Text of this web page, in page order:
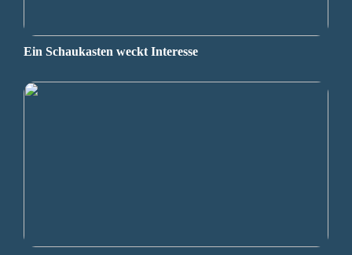
Ein Schaukasten weckt Interesse